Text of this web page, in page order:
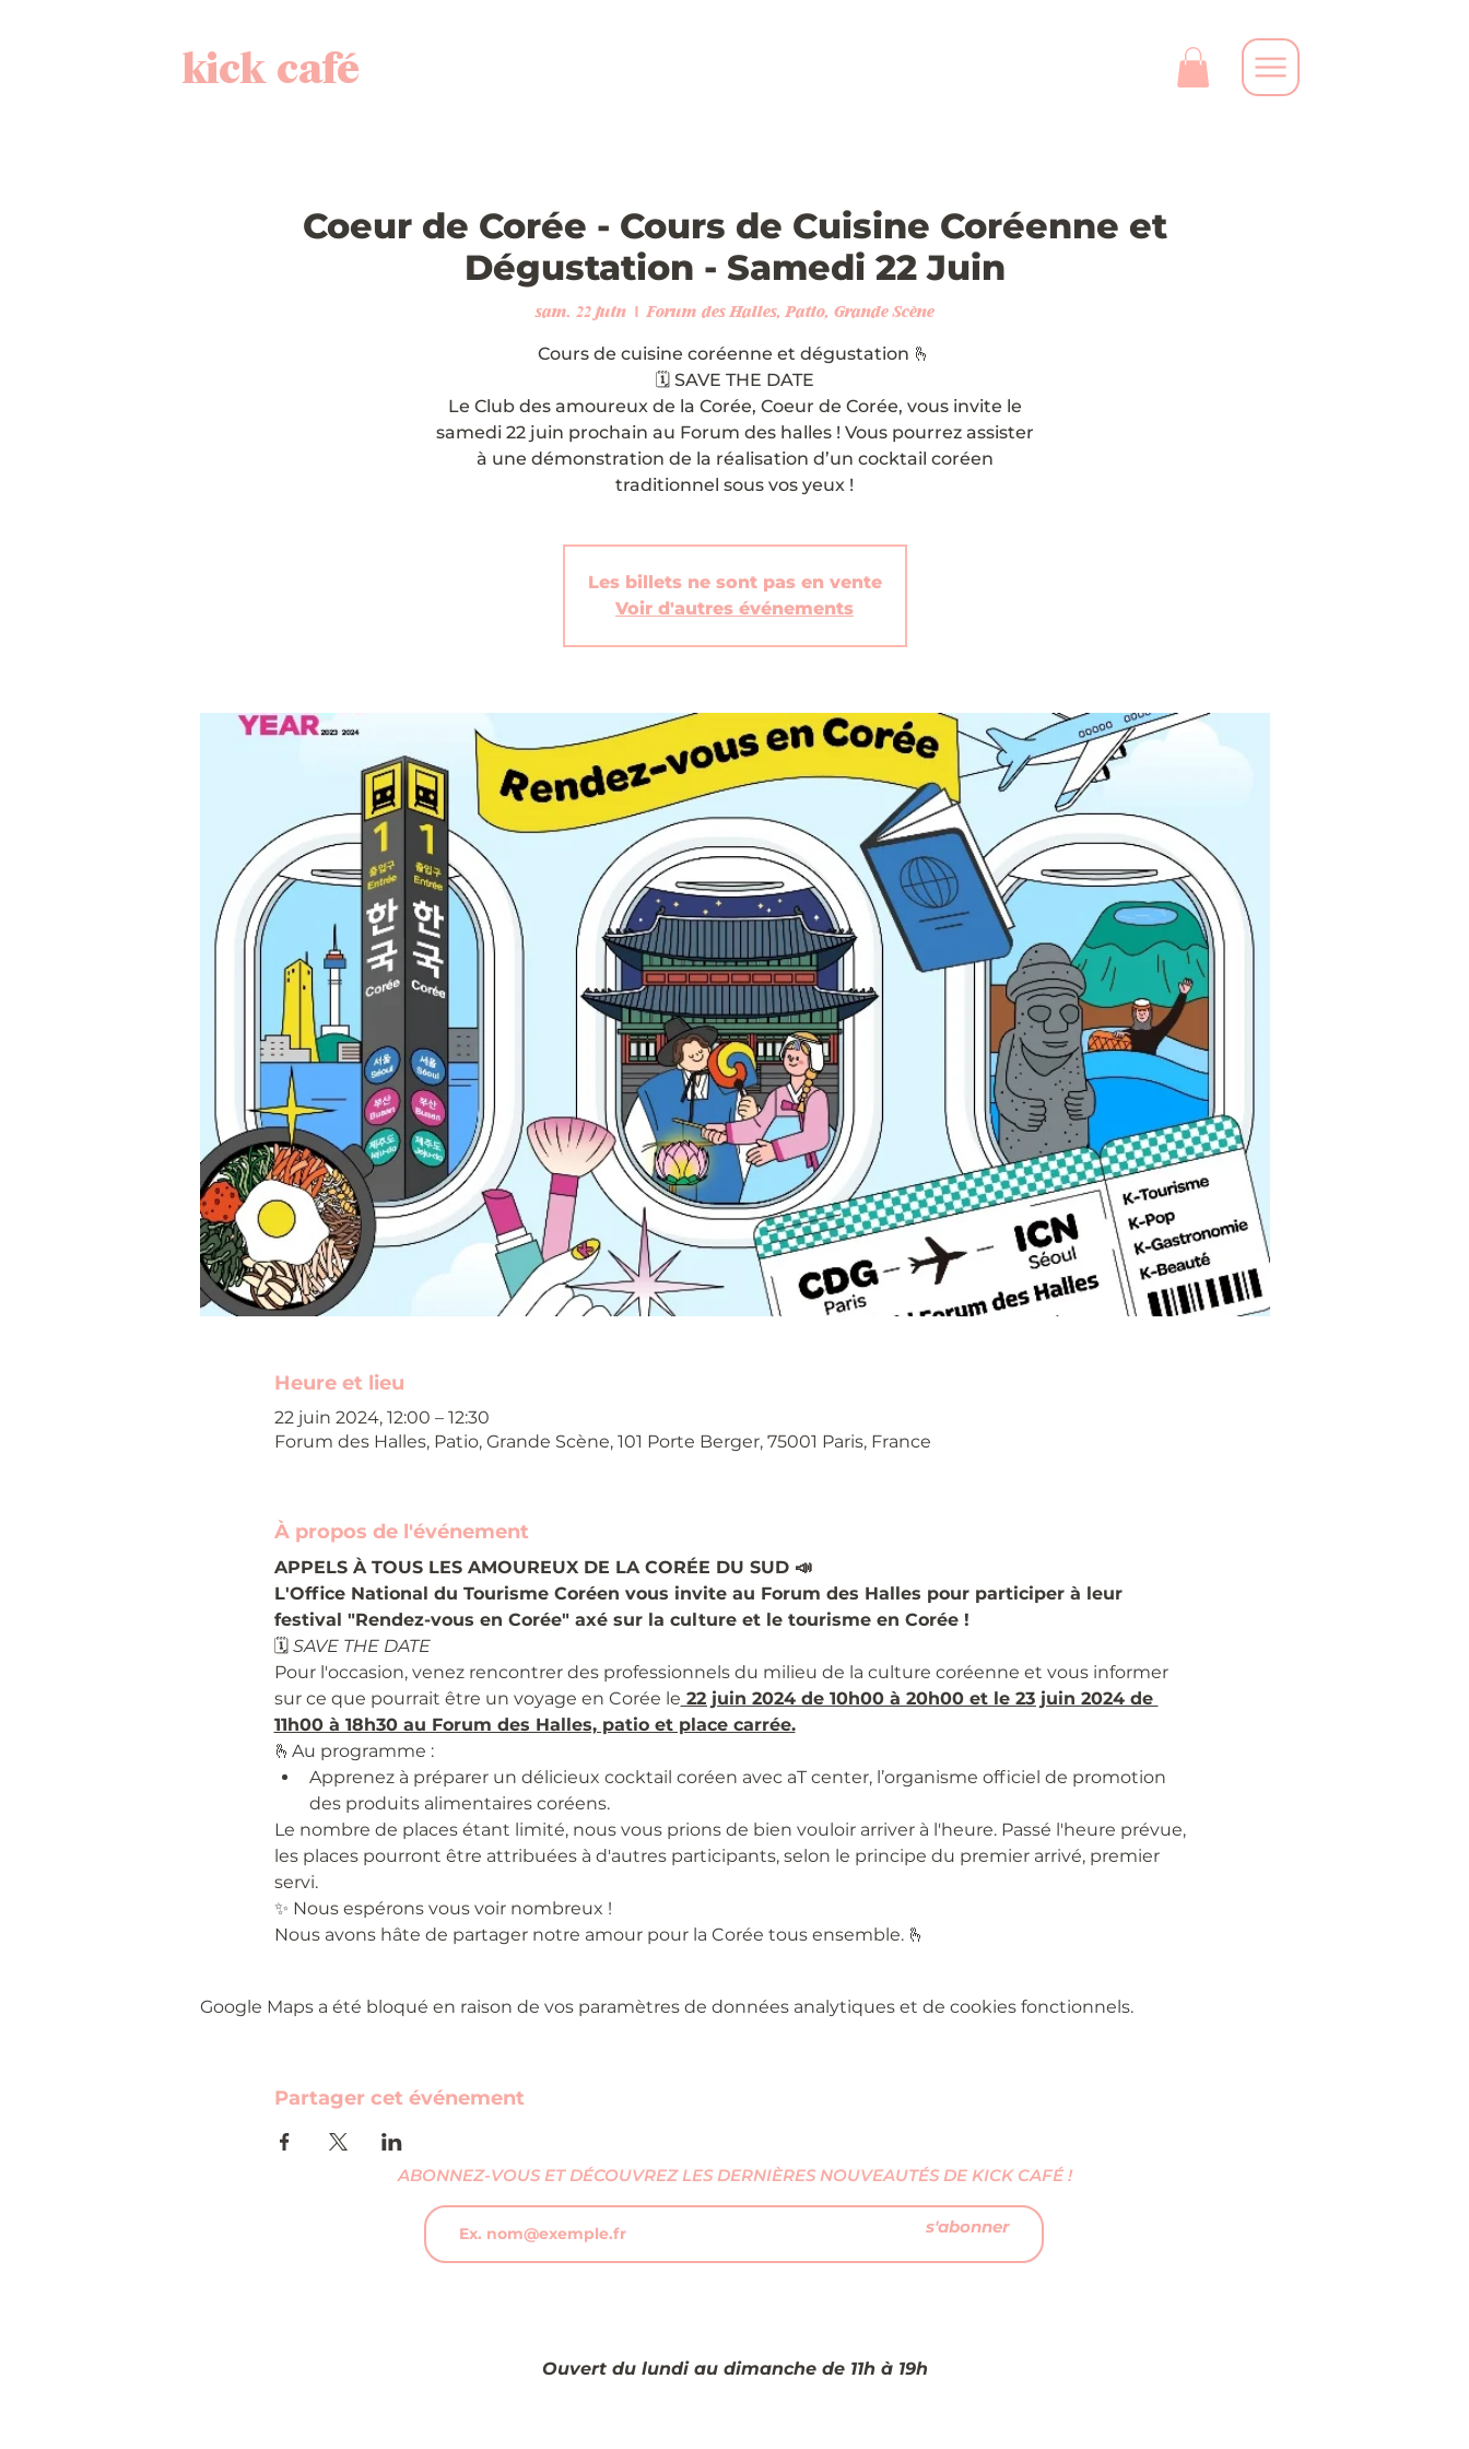
kick café
Coeur de Corée - Cours de Cuisine Coréenne et
Dégustation - Samedi 22 Juin
sam. 22 juin
  |
Forum des Halles, Patio, Grande Scène
Cours de cuisine coréenne et dégustation 🫰
🗓️ SAVE THE DATE
Le Club des amoureux de la Corée, Coeur de Corée, vous invite le
samedi 22 juin prochain au Forum des halles ! Vous pourrez assister
à une démonstration de la réalisation d’un cocktail coréen
traditionnel sous vos yeux !
Les billets ne sont pas en vente
Voir d'autres événements
Heure et lieu
22 juin 2024, 12:00 – 12:30
Forum des Halles, Patio, Grande Scène, 101 Porte Berger, 75001 Paris, France
À propos de l'événement
APPELS À TOUS LES AMOUREUX DE LA CORÉE DU SUD 📣
L'Office National du Tourisme Coréen vous invite au Forum des Halles pour participer à leur
festival "Rendez-vous en Corée" axé sur la culture et le tourisme en Corée !
🗓️ SAVE THE DATE
Pour l'occasion, venez rencontrer des professionnels du milieu de la culture coréenne et vous informer
sur ce que pourrait être un voyage en Corée le 22 juin 2024 de 10h00 à 20h00 et le 23 juin 2024 de
11h00 à 18h30 au Forum des Halles, patio et place carrée.
🫰Au programme :
Apprenez à préparer un délicieux cocktail coréen avec aT center, l’organisme officiel de promotion
des produits alimentaires coréens.
Le nombre de places étant limité, nous vous prions de bien vouloir arriver à l'heure. Passé l'heure prévue,
les places pourront être attribuées à d'autres participants, selon le principe du premier arrivé, premier
servi.
✨ Nous espérons vous voir nombreux !
Nous avons hâte de partager notre amour pour la Corée tous ensemble. 🫰
Google Maps a été bloqué en raison de vos paramètres de données analytiques et de cookies fonctionnels.
Partager cet événement
ABONNEZ-VOUS ET DÉCOUVREZ LES DERNIÈRES NOUVEAUTÉS DE KICK CAFÉ !
s'abonner
Ouvert du lundi au dimanche de 11h à 19h​